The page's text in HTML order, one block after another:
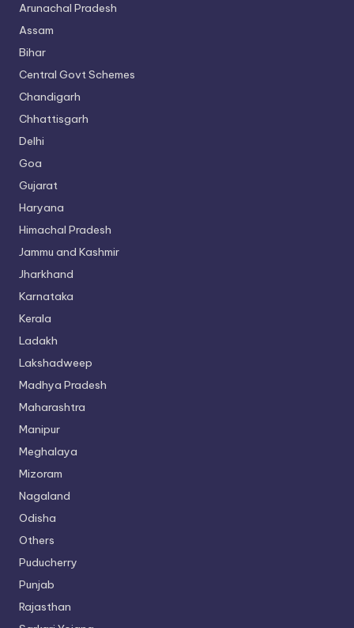
Arunachal Pradesh
Assam
Bihar
Central Govt Schemes
Chandigarh
Chhattisgarh
Delhi
Goa
Gujarat
Haryana
Himachal Pradesh
Jammu and Kashmir
Jharkhand
Karnataka
Kerala
Ladakh
Lakshadweep
Madhya Pradesh
Maharashtra
Manipur
Meghalaya
Mizoram
Nagaland
Odisha
Others
Puducherry
Punjab
Rajasthan